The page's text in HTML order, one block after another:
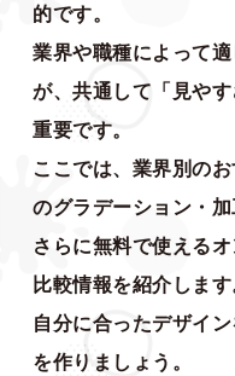
的です。
業界や職種によって
が、共通して「見や
重要です。
ここでは、業界別の
のグラデーション・
さらに無料で使える
比較情報を紹介します
自分に合ったデザイ
を作りましょう。